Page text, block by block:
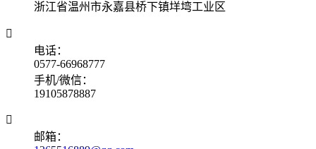
浙江省温州市永嘉县桥下镇垟塆工业区

电话：
0577-66968777
手机/微信：
19105878887

邮箱：